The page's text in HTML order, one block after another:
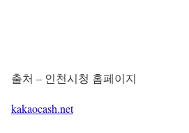
출처 – 인천시청 홈페이지
kakaocash.net